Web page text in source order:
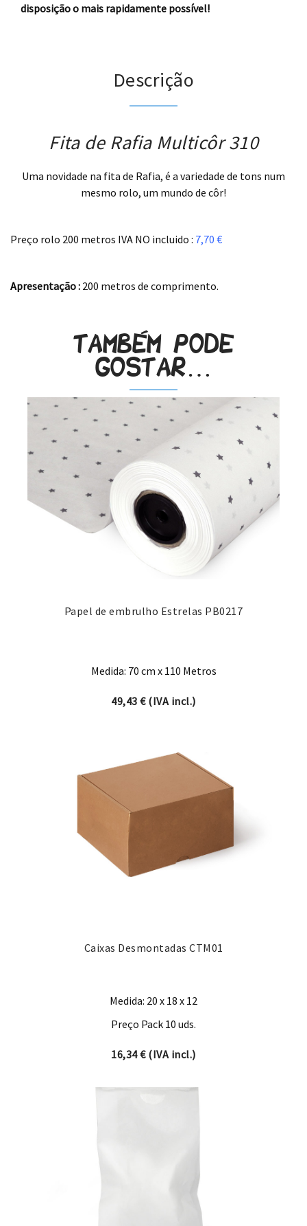
disposição o mais rapidamente possível!
Descrição
Fita de Rafia Multicôr 310
Uma novidade na fita de Rafia, é a variedade de tons num
mesmo rolo, um mundo de côr!
Preço rolo 200 metros IVA NO incluido : 7,70 €
Apresentação : 200 metros de comprimento.
Também pode
gostar…
Papel de embrulho Estrelas PB0217
Medida: 70 cm x 110 Metros
49,43€(IVA incl.)
Caixas Desmontadas CTM01
Medida: 20 x 18 x 12
Preço Pack 10 uds.
16,34€(IVA incl.)